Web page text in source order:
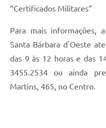
“Certificados Militares”
Para mais informações,
Santa Bárbara d'Oeste
das 9 às 12 horas e das
3455.2534 ou ainda
Martins, 465, no Centro.